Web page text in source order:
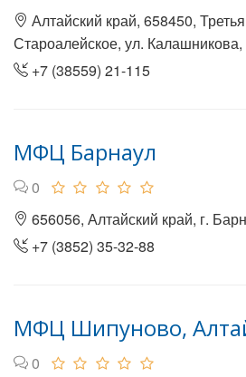
Алтайский край, 658450,
Староалейское, ул. Калашникова,
+7 (38559) 21-115
МФЦ Барнаул
0
656056, Алтайский край, г.
+7 (3852) 35-32-88
МФЦ Шипуново,
0